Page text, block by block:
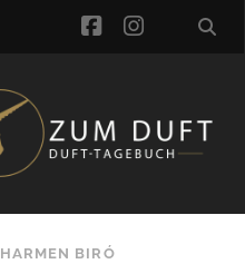
facebook
HARMEN BIRÓ